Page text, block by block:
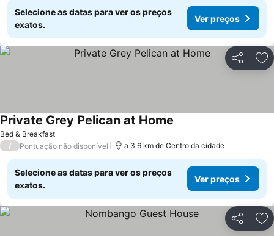
Selecione as datas para ver os preços
exatos.
Ver preços
Partilhar
Bed & Breakfast
Private Grey Pelican at Home
/ Pontuação não disponível a 3.6 km de Centro da cidade
Selecione as datas para ver os preços
exatos.
Ver preços
Partilhar